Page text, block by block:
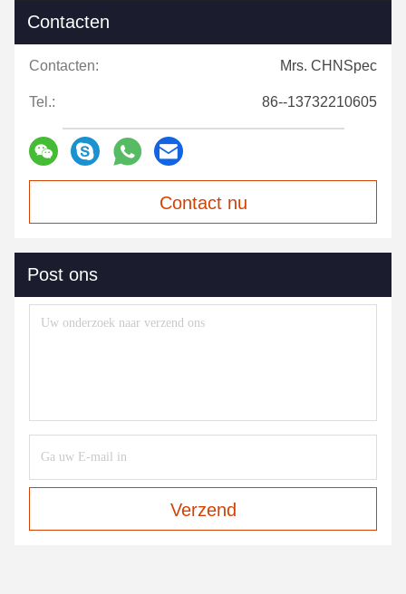
Contacten
Contacten: Mrs. CHNSpec
Tel.: 86--13732210605
Contact nu
Post ons
Verzend